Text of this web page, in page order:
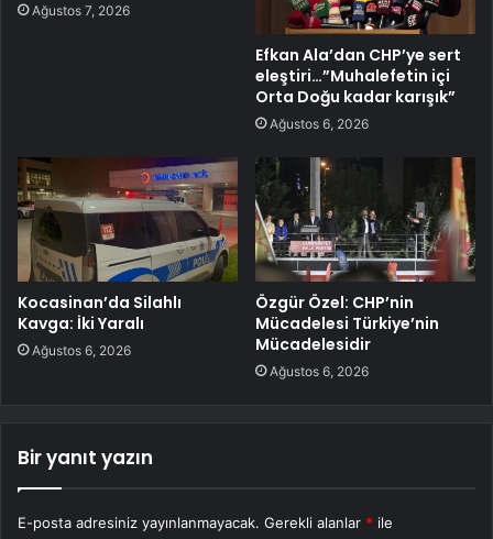
Ağustos 7, 2026
Efkan Ala’dan CHP’ye sert
eleştiri…”Muhalefetin içi
Orta Doğu kadar karışık”
Ağustos 6, 2026
Kocasinan’da Silahlı
Kavga: İki Yaralı
Ağustos 6, 2026
Özgür Özel: CHP’nin
Mücadelesi Türkiye’nin
Mücadelesidir
Ağustos 6, 2026
Bir yanıt yazın
E-posta adresiniz yayınlanmayacak. Gerekli alanlar * ile